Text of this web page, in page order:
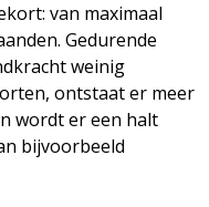
van maximaal
Gedurende
weinig
ontstaat er meer
wordt er een halt
bijvoorbeeld